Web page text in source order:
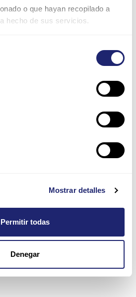
o que hayan recopilado a
hecho de sus servicios.
Mostrar detalles
Permitir todas
Denegar
1812 ISR router 2 WAN + 8 LAN
| Cisco 1812 ISR
+ 8 LAN 10/100